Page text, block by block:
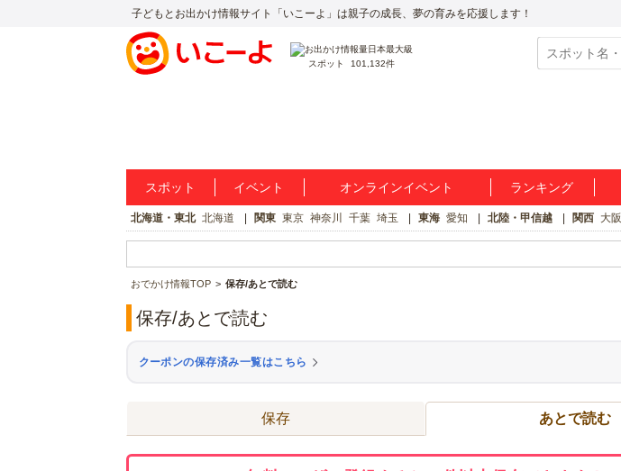
子どもとお出かけ情報サイト「いこーよ」は親子の成長、夢の育みを応援します！
スポット 101,132件
スポット イベント オンラインイベント ランキング
北海道・東北 北海道 関東 東京 神奈川 千葉 埼玉 東海 愛知 北陸・甲信越 関西 大阪
おでかけ情報TOP 保存/あとで読む
保存/あとで読む
クーポンの保存済み一覧はこちら
保存 あとで読む